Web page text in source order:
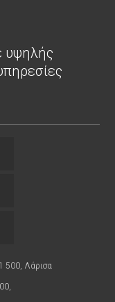
υψηλής
500, Λάρισα